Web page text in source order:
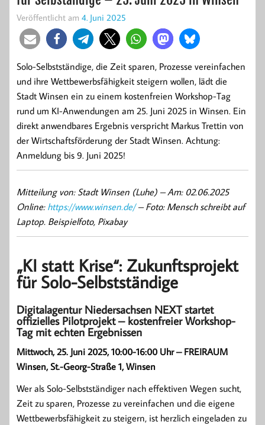
Veröffentlicht am 4. Juni 2025
Solo-Selbstständige, die Zeit sparen, Prozesse vereinfachen
und ihre Wettbewerbsfähigkeit steigern wollen, lädt die
Stadt Winsen ein zu einem kostenfreien Workshop-Tag
rund um KI-Anwendungen am 25. Juni 2025 in Winsen. Ein
direkt anwendbares Ergebnis verspricht Markus Trettin von
der Wirtschaftsförderung der Stadt Winsen. Achtung:
Anmeldung bis 9. Juni 2025!
Mitteilung von: Stadt Winsen (Luhe) –Am: 02.06.2025
Online: https://www.winsen.de/– Foto: Mensch schreibt auf
Laptop. Beispielfoto, Pixabay
„KI statt Krise“: Zukunftsprojekt
für Solo-Selbstständige
Digitalagentur Niedersachsen NEXT startet
offizielles Pilotprojekt – kostenfreier Workshop-
Tag mit echten Ergebnissen
Mittwoch, 25. Juni 2025, 10:00-16:00 Uhr – FREIRAUM
Winsen, St.-Georg-Straße 1, Winsen
Wer als Solo-Selbstständiger nach effektiven Wegen sucht,
Zeit zu sparen, Prozesse zu vereinfachen und die eigene
Wettbewerbsfähigkeit zu steigern, ist herzlich eingeladen zu